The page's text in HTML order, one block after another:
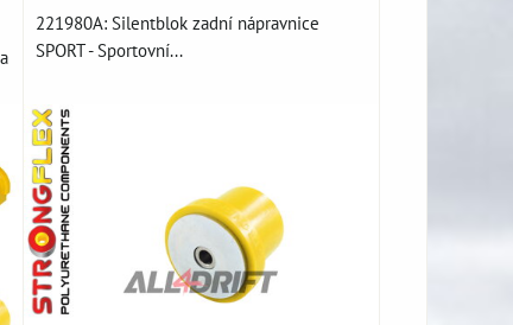
221980A: Silentblok zadní nápravnice
SPORT - Sportovní...